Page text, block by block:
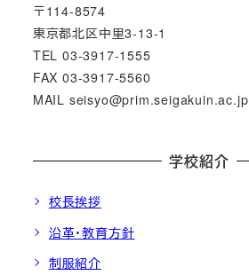
〒114-8574
東京都北区中里3-13-1
TEL 03-3917-1555
FAX 03-3917-5560
MAIL seisyo@prim.seigakuin.ac.jp
学校紹介
校長挨拶
沿革・教育方針
制服紹介